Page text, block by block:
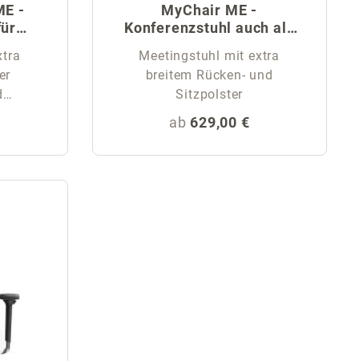
-
MyChair ME -
Konferenzstuhl auch als
Meetingstuhl mit extra
breitem Rücken- und
Sitzpolster
Regulärer Preis:
ab 629,00 €